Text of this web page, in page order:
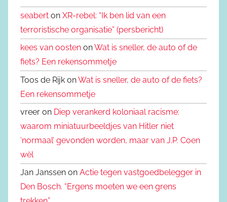
seabert on XR-rebel: “Ik ben lid van een
terroristische organisatie” (persbericht)
kees van oosten onWat is sneller, de auto of de
fiets? Een rekensommetje
Toos de Rijk onWat is sneller, de auto of de fiets?
Een rekensommetje
vreer on Diep verankerd koloniaal racisme:
waarom miniatuurbeeldjes van Hitler niet
‘normaal’ gevonden worden, maar van J.P. Coen
wèl
Jan Janssen on Actie tegen vastgoedbelegger in
Den Bosch. “Ergens moeten we een grens